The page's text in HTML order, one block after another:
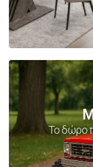
Το δώρο